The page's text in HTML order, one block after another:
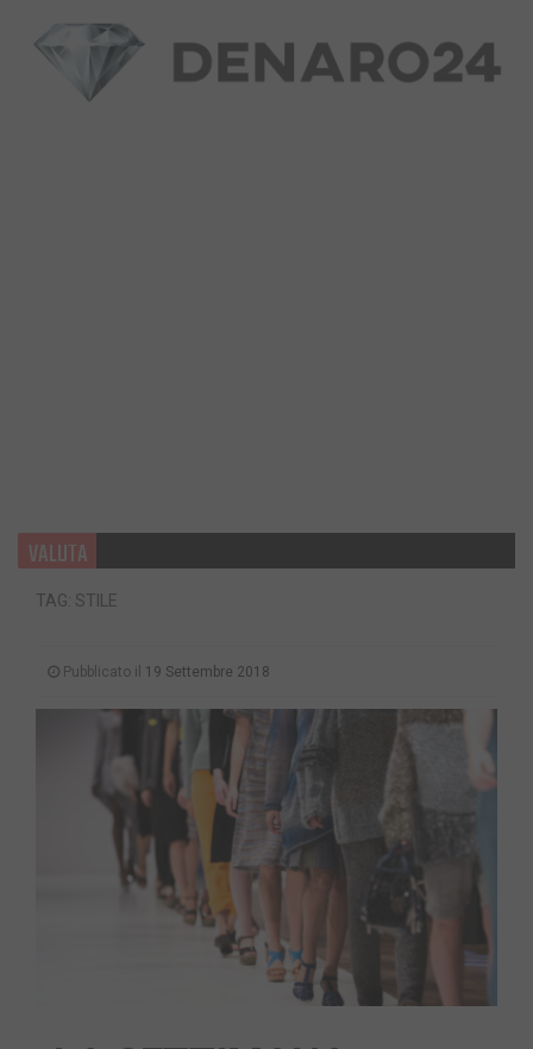
VALUTA
TAG: STILE
Pubblicato il 19 Settembre 2018